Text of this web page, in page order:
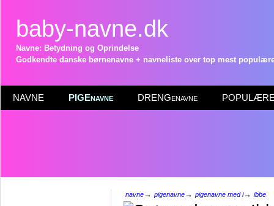
baby-navne.dk
Navne: Betydning og Oprindelse
Godkendte danske børnenavne + navneliste over top mest
NAVNE PIGEnavne DRENGenavne POPULÆRE
navne→ pigenavne→ pigenavne med i→ ibbe